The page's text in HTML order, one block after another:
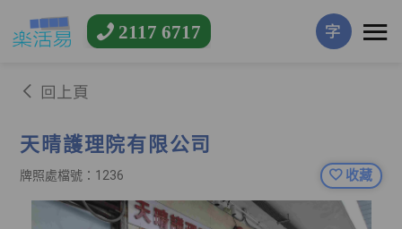
2117 6717 字
回上頁
天晴護理院有限公司
牌照處檔號：1236 收藏